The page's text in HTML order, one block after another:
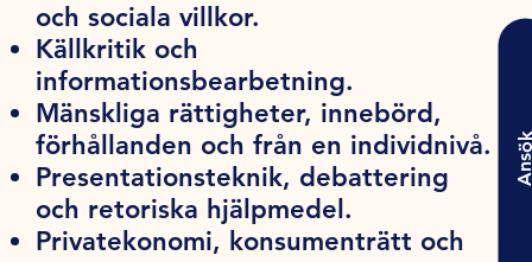
och sociala villkor.
Källkritik och
informationsbearbetning.
Mänskliga rättigheter, innebörd,
förhållanden och från en individnivå.
Presentationsteknik, debattering
och retoriska hjälpmedel.
Privatekonomi, konsumenträtt och